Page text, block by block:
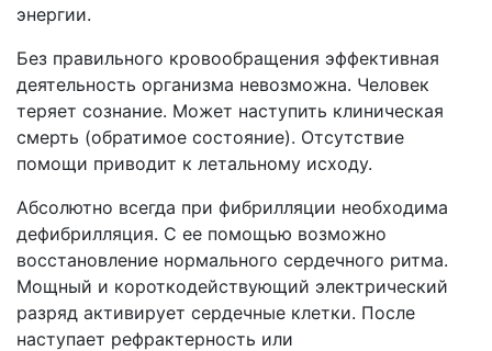
энергии.
Без правильного кровообращения эффективная
деятельность организма невозможна. Человек
теряет сознание. Может наступить клиническая
смерть (обратимое состояние). Отсутствие
помощи приводит к летальному исходу.
Абсолютно всегда при фибрилляции необходима
дефибрилляция. С ее помощью возможно
восстановление нормального сердечного ритма.
Мощный и короткодействующий электрический
разряд активирует сердечные клетки. После
наступает рефрактерность или